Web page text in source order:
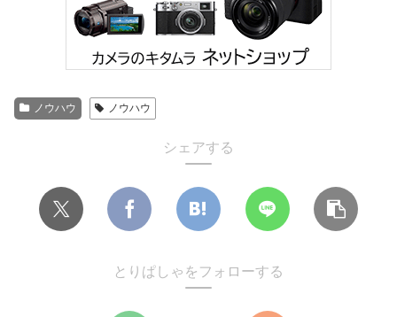
ノウハウ ノウハウ
シェアする
とりぱしゃをフォローする